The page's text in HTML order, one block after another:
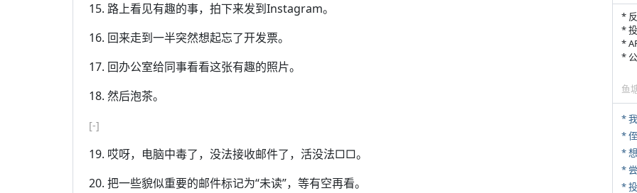
15. 路上看见有趣的事，拍下来发到Instagram。
16. 回来走到一半突然想起忘了开发票。
17. 回办公室给同事看看这张有趣的照片。
18. 然后泡茶。
[-]
19. 哎呀，电脑中毒了，没法接收邮件了，活没法□□。
20. 把一些貌似重要的邮件标记为“未读”，等有空再看。
*
*
*
*
鱼
*
*
*
*